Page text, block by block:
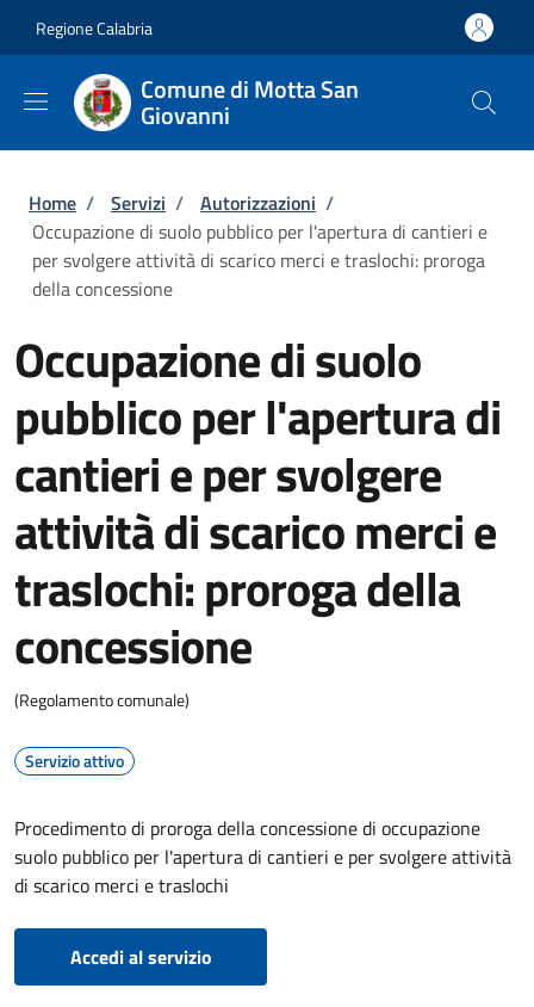
Regione Calabria
Comune di Motta San
Giovanni
Briciole di pane
Home / Servizi / Autorizzazioni /
Occupazione di suolo pubblico per l'apertura di cantieri e
per svolgere attività di scarico merci e traslochi: proroga
della concessione
Occupazione di suolo
pubblico per l'apertura di
cantieri e per svolgere
attività di scarico merci e
traslochi: proroga della
concessione
(Regolamento comunale)
Servizio attivo
Procedimento di proroga della concessione di occupazione
suolo pubblico per l'apertura di cantieri e per svolgere attività
di scarico merci e traslochi
Accedi al servizio